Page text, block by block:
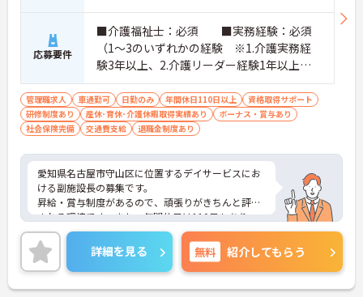
応募要件
■介護福祉士：必須 ■実務経験：必須
（1～3のいずれかの経験 ※1.介護実務経
験3年以上、2.介護リーダー経験1年以上、3.
生活相談員業務経験1年以上） ■普通自
動車運転免許（AT限定可）：必須
管理職求人 車通勤可 日勤のみ 年間休日110日以上
資格取得サポート
研修制度あり
産休･育休･介護休暇取得実績あり
ボーナス・賞与あり
社会保険完備
交通費支給 退職金制度あり
愛知県名古屋市守山区に位置するデイサービスにお
ける副施設長の募集です。
昇給・賞与制度があるので、頑張りがきちんと評価
される環境です。また、年間休日は110日もあり、
プライベートとのメリハリのある働き方が可能で
す。
ご興味のある方には、面接対策ポイントなど、さら
に詳細をご案内しますのでお気軽にご相談くださ
い！
詳細を見る 無料 紹介してもらう